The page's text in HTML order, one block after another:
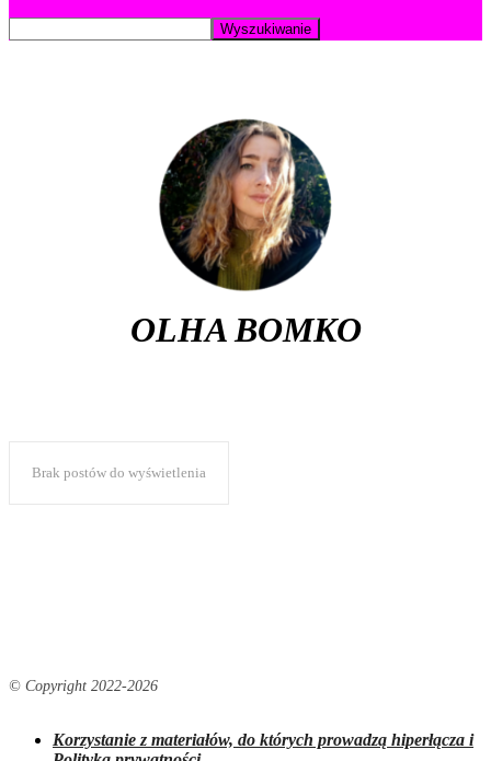
OLHA BOMKO
Brak postów do wyświetlenia
© Copyright 2022-2026
Korzystanie z materiałów, do których prowadzą hiperłącza i